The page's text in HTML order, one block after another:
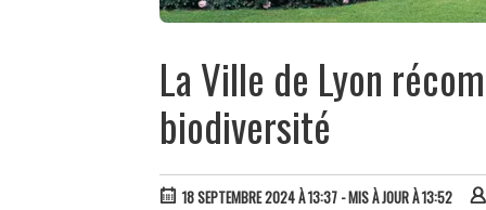
La Ville de Lyon
biodiversité
18 SEPTEMBRE 2024 À 13:37 - MIS À JOUR À 13:52